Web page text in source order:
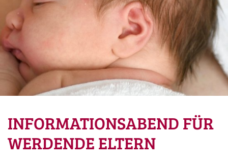
INFORMATIONSABEND FÜR
WERDENDE ELTERN